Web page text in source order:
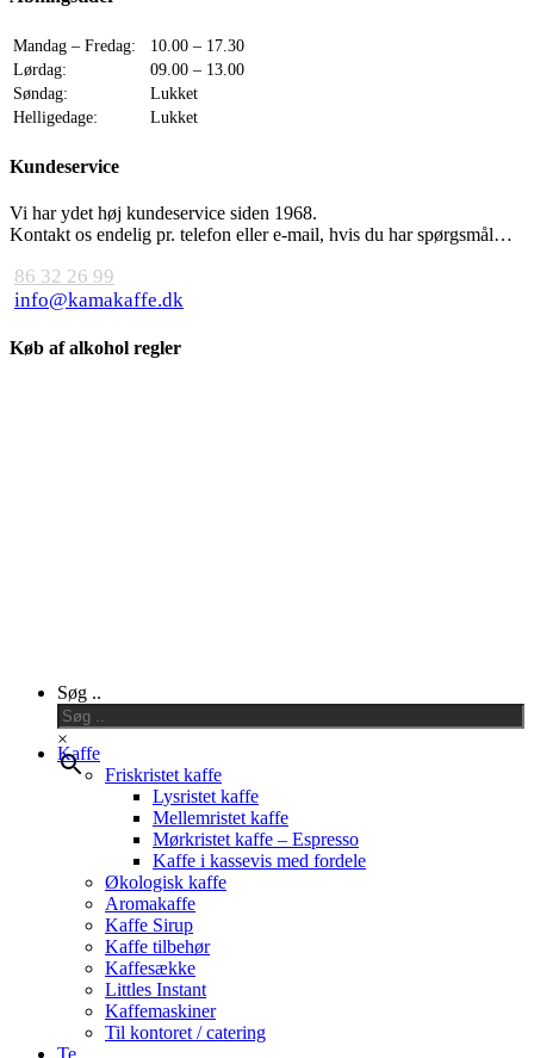
Mandag – Fredag:
10.00 – 17.30
Lørdag:
09.00 – 13.00
Søndag:
Lukket
Helligedage:
Lukket
Kundeservice
Vi har ydet høj kundeservice siden 1968.
Kontakt os endelig pr. telefon eller e-mail, hvis du har spørgsmål…
86 32 26 99
info@kamakaffe.dk
Køb af alkohol regler
Menu
Søg ..
×
Kaffe
Friskristet kaffe
Lysristet kaffe
Mellemristet kaffe
Mørkristet kaffe – Espresso
Kaffe i kassevis med fordele
Økologisk kaffe
Aromakaffe
Kaffe Sirup
Kaffe tilbehør
Kaffesække
Littles Instant
Kaffemaskiner
Til kontoret / catering
Te